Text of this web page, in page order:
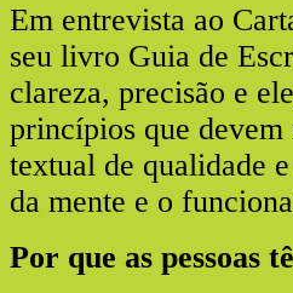
Em entrevista ao
seu livro Guia de
clareza, precisão e
princípios que
textual de qualidade
da mente e o
Por que as pessoas